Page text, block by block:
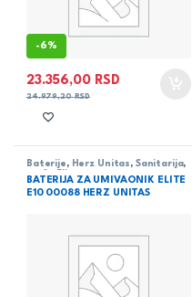
-6%
23.356,00 RSD
24.979,20RSD
Baterije , Herz Unitas , Sanitarija,
serija Elite
BATERIJA ZA UMIVAONIK ELITE
E10 00088 HERZ UNITAS